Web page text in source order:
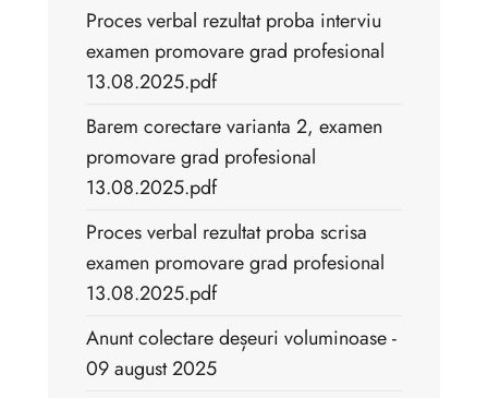
Proces verbal rezultat proba interviu
examen promovare grad profesional
13.08.2025.pdf
Barem corectare varianta 2, examen
promovare grad profesional
13.08.2025.pdf
Proces verbal rezultat proba scrisa
examen promovare grad profesional
13.08.2025.pdf
Anunt colectare deșeuri voluminoase -
09 august 2025